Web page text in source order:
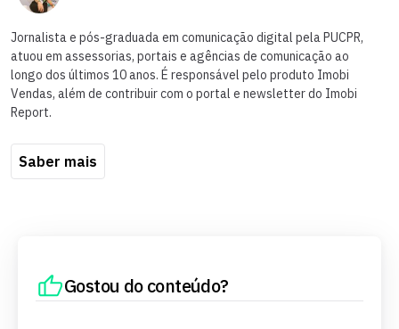
Jornalista e pós-graduada em comunicação digital pela PUCPR,
atuou em assessorias, portais e agências de comunicação ao
longo dos últimos 10 anos. É responsável pelo produto Imobi
Vendas, além de contribuir com o portal e newsletter do Imobi
Report.
Saber mais
Gostou do conteúdo?